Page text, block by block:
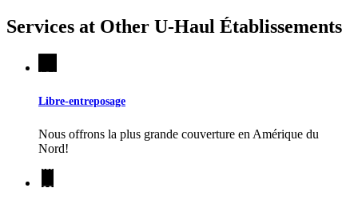
Services at Other U-Haul Établissements
Libre-entreposage
Nous offrons la plus grande couverture en Amérique du
Nord!